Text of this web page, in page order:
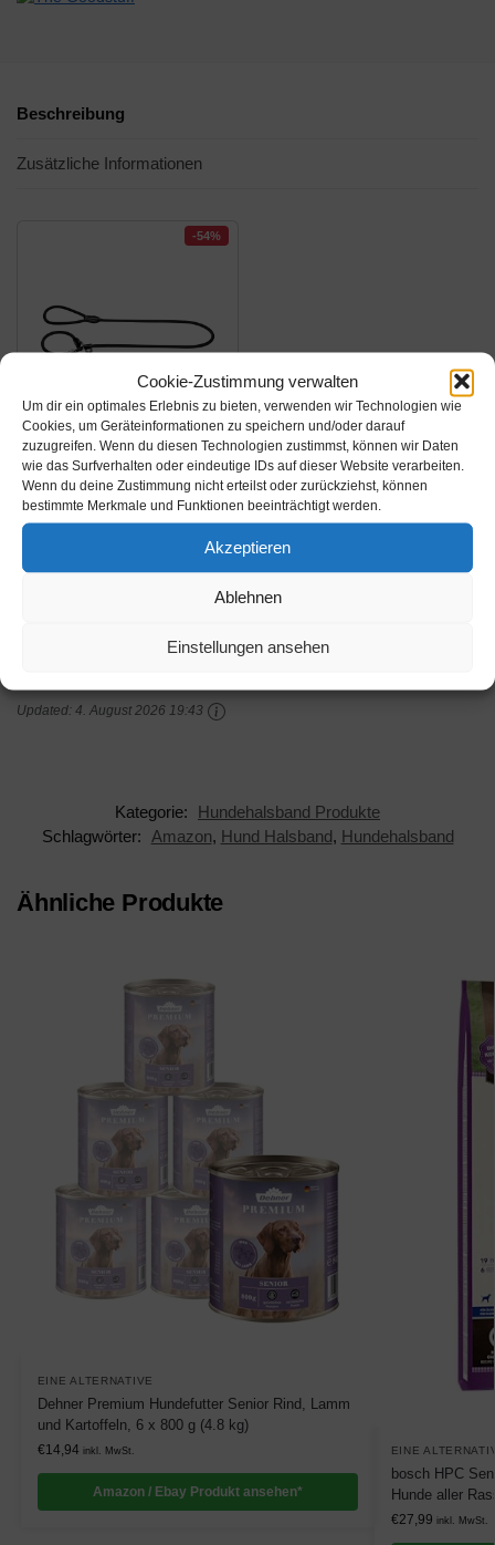
Cookie-Zustimmung verwalten
Um dir ein optimales Erlebnis zu bieten, verwenden wir Technologien wie
Cookies, um Geräteinformationen zu speichern und/oder darauf
zuzugreifen. Wenn du diesen Technologien zustimmst, können wir Daten
wie das Surfverhalten oder eindeutige IDs auf dieser Website verarbeiten.
Wenn du deine Zustimmung nicht erteilst oder zurückziehst, können
bestimmte Merkmale und Funktionen beeinträchtigt werden.
Akzeptieren
Ablehnen
Einstellungen ansehen
Beschreibung
Zusätzliche Informationen
-54%
Amazon.de
14,69€31,99€
HUNTER Freestyle
Produkt ansehen*
Updated: 4. August 2026 19:43
Kategorie:
Hundehalsband Produkte
Schlagwörter:
Amazon, Hund Halsband, Hundehalsband
Ähnliche Produkte
EINE ALTERNATIVE
Dehner Premium Hundefutter Senior Rind, Lamm
und Kartoffeln, 6 x 800 g (4.8 kg)
€14,94 inkl. MwSt.
Amazon / Ebay Produkt ansehen*
EINE
bosch HPC
Hunde aller
€27,99 inkl. MwSt.